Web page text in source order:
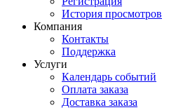
История просмотров
Компания
Контакты
Поддержка
Услуги
Календарь событий
Оплата заказа
Доставка заказа